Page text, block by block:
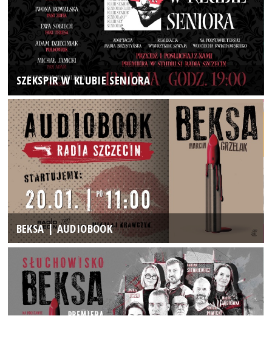
SZEKSPIR W KLUBIE SENIORA
BEKSA | AUDIOBOOK